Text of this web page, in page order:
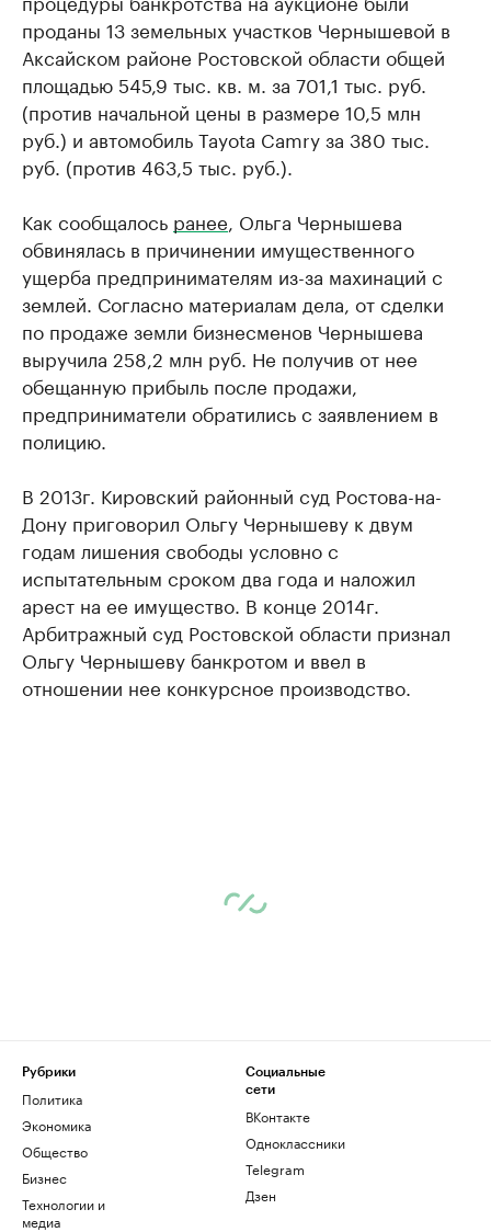
проданы 13 земельных участков Чернышевой в
Аксайском районе Ростовской области общей
площадью 545,9 тыс. кв. м. за 701,1 тыс. руб.
(против начальной цены в размере 10,5 млн
руб.) и автомобиль Tayota Camry за 380 тыс.
руб. (против 463,5 тыс. руб.).
Как сообщалось ранее , Ольга Чернышева
обвинялась в причинении имущественного
ущерба предпринимателям из-за махинаций с
землей. Согласно материалам дела, от сделки
по продаже земли бизнесменов Чернышева
выручила 258,2 млн руб. Не получив от нее
обещанную прибыль после продажи,
предприниматели обратились с заявлением в
полицию.
В 2013г. Кировский районный суд Ростова-на-
Дону приговорил Ольгу Чернышеву к двум
годам лишения свободы условно с
испытательным сроком два года и наложил
арест на ее имущество. В конце 2014г.
Арбитражный суд Ростовской области признал
Ольгу Чернышеву банкротом и ввел в
отношении нее конкурсное производство.
Рубрики
Политика
Экономика
Общество
Бизнес
Технологии и
медиа
Социальные
сети
ВКонтакте
Одноклассники
Telegram
Дзен